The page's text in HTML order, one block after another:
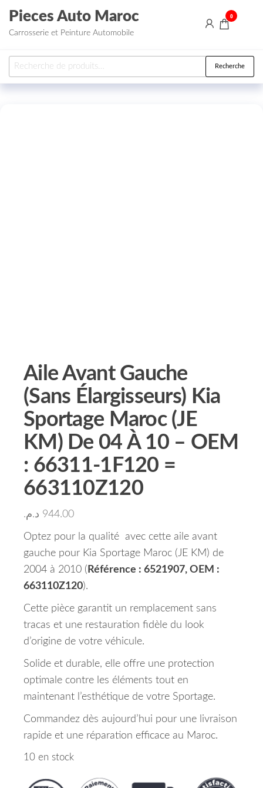
Aller au contenu
Pieces Auto Maroc
Carrosserie et Peinture Automobile
0
Recherche pour : Recherche
Aile Avant Gauche
(Sans Élargisseurs) Kia
Sportage Maroc (JE
KM) De 04 À 10 – OEM
: 66311-1F120 =
663110Z120
944.00 د.م.
Optez pour la qualité avec cette aile avant
gauche pour Kia Sportage Maroc (JE KM) de
2004 à 2010 ( Référence : 6521907, OEM :
663110Z120).
Cette pièce garantit un remplacement sans
tracas et une restauration fidèle du look
d’origine de votre véhicule.
Solide et durable, elle offre une protection
optimale contre les éléments tout en
maintenant l’esthétique de votre Sportage.
Commandez dès aujourd’hui pour une livraison
rapide et une réparation efficace au Maroc.
10 en stock